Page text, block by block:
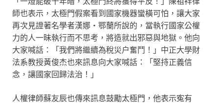
師也表示，太極門假案看到國家機器蠻橫可怕，讓大家
再次見證著名學者漢娜・鄂蘭所說的，當執行國家公權
力的人一昧執行而不思考，將造就出邪惡與地獄。他向
大家喊話：「我們將繼續為稅災户奮鬥！」中正大學財
法系教授黃俊杰也來訊息向大家喊話：「堅持正義信
念，讓國家回歸法治！」
人權律師蘇友辰也傳來訊息鼓勵太極門，他表示寃有